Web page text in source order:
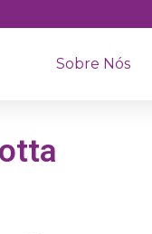
Sobre Nós